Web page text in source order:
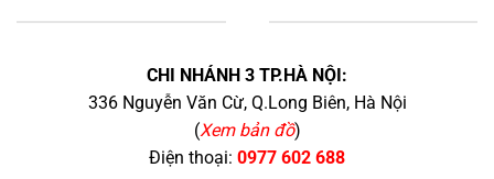
CHI NHÁNH 3 TP.HÀ NỘI:
336 Nguyễn Văn Cừ, Q.Long Biên, Hà Nội
(Xem bản đồ)
Điện thoại: 0977 602 688